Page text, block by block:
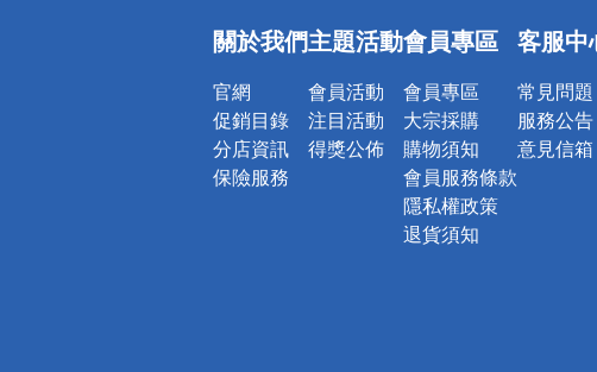
詐騙網頁！請小
關於我們
官網
促銷目錄
分店資訊
保險服務
主題活動
會員活動
注目活動
得獎公佈
會員專區
會員專區
大宗採購
購物須知
會員服務條款
隱私權政策
退貨須知
客服中
常見問題
服務公告
意見信箱